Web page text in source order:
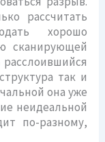
рассчитать
хорошо
сканирующей
так и
она уже
неидеальной
по-разному,